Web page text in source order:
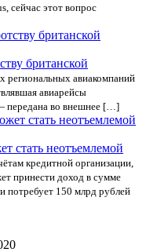
сейчас этот вопрос
британской
региональных авиакомпаний
авиарейсы
передана во внешнее […]
стать неотъемлемой
кредитной организации,
принести доход в сумме
потребует 150 млрд рублей